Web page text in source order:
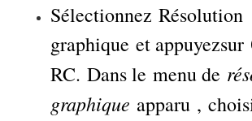
Sélectionnez Résolution
graphique et
RC. Dans le menu de
graphique apparu ,